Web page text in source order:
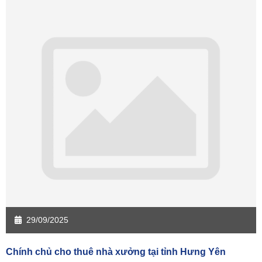
29/09/2025
Chính chủ cho thuê nhà xưởng tại tỉnh Hưng Yên